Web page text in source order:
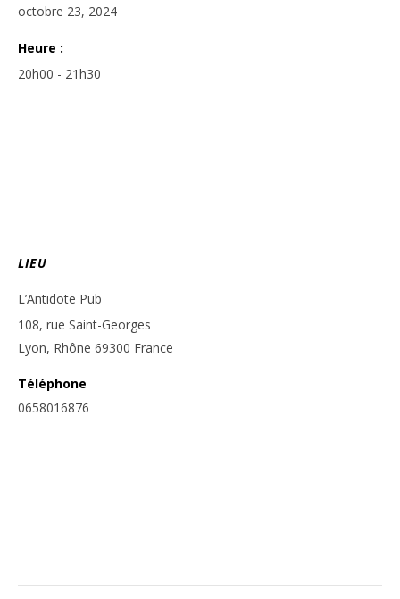
octobre 23, 2024
Heure :
20h00 - 21h30
LIEU
L’Antidote Pub
108, rue Saint-Georges
Lyon, Rhône 69300 France
Téléphone
0658016876